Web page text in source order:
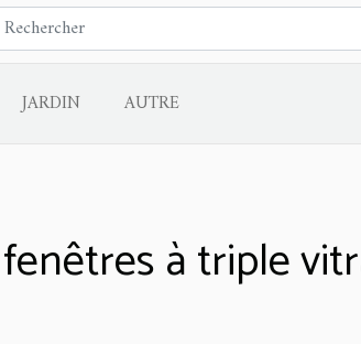
JARDIN AUTRE
à triple